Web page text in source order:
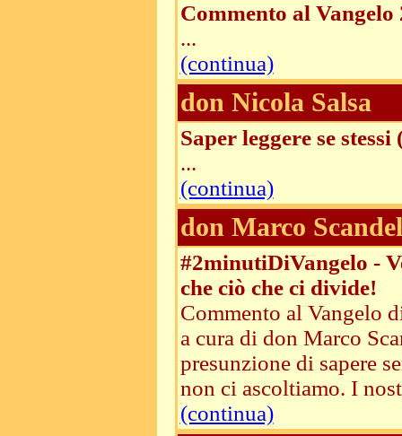
Commento al Vangelo
...
(continua)
don Nicola Salsa
Saper leggere se
...
(continua)
don Marco
#2minutiDiVangelo -
che ciò che ci divide!
Commento al Vangelo
a cura di don Marco
presunzione di sapere
non ci ascoltiamo. I
(continua)